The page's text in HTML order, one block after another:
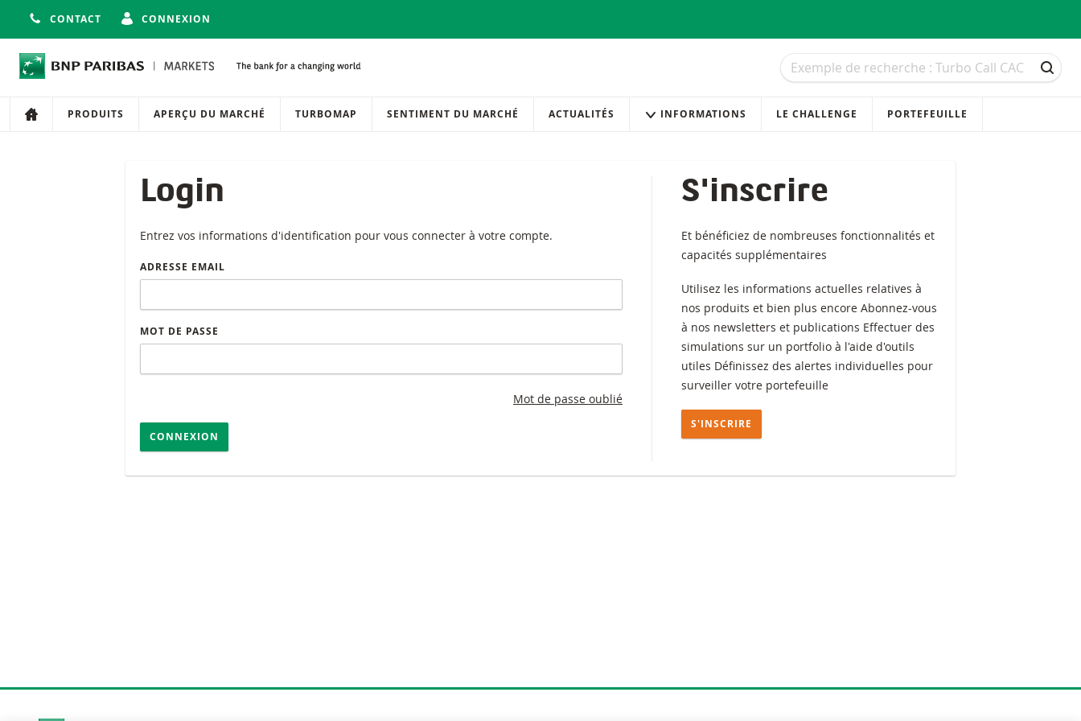
CONTACT CONNEXION
Recherche
Recherche
Navigation
Navigation sur le site
PRODUITS APERÇU DU MARCHÉ TURBOMAP SENTIMENT DU MARCHÉ ACTUALITÉS INFORMATIONS LE CHALLENGE PORTEFEUILLE
Login
Entrez vos informations d'identification pour vous connecter à votre compte.
ADRESSE EMAIL
MOT DE PASSE
Mot de passe oublié
CONNEXION
S'inscrire
Et bénéficiez de nombreuses fonctionnalités et
capacités supplémentaires
Utilisez les informations actuelles relatives à
nos produits et bien plus encore Abonnez-vous
à nos newsletters et publications Effectuer des
simulations sur un portfolio à l'aide d'outils
utiles Définissez des alertes individuelles pour
surveiller votre portefeuille
S'INSCRIRE